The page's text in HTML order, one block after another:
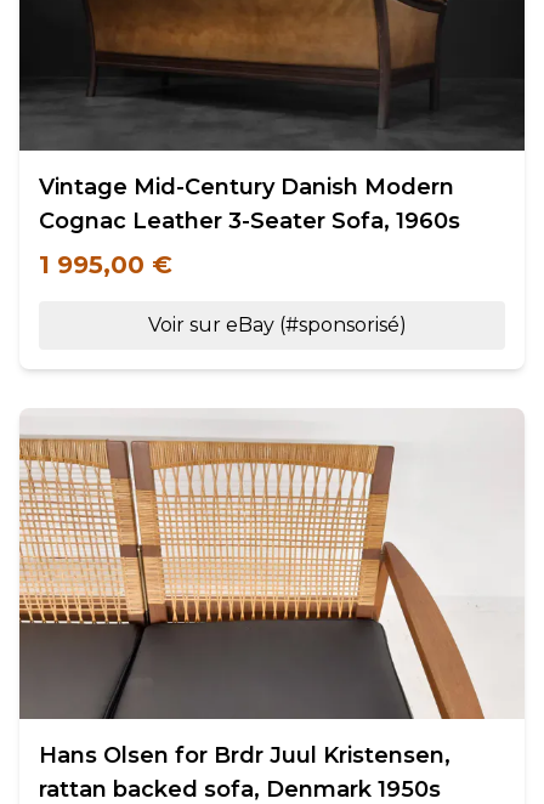
Vintage Mid-Century Danish Modern
Cognac Leather 3-Seater Sofa, 1960s
1 995,00 €
Voir sur eBay (#sponsorisé)
Hans Olsen for Brdr Juul Kristensen,
rattan backed sofa, Denmark 1950s